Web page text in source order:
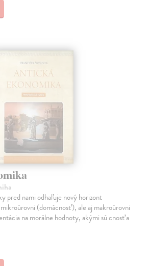
pred nami odhaľuje nový horizont
(domácnosť), ale aj makroúrovni
na morálne hodnoty, akými sú cnosť a